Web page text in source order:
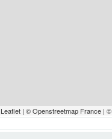
Leaflet | © Openstreetmap France | ©